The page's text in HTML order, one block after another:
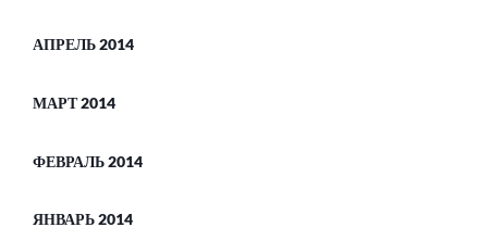
АПРЕЛЬ 2014
МАРТ 2014
ФЕВРАЛЬ 2014
ЯНВАРЬ 2014